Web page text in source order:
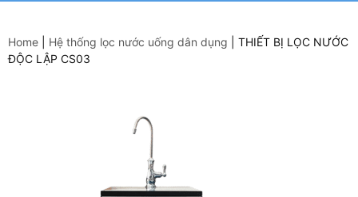
Home Hệ thống lọc nước uống dân dụng
THIẾT BỊ LỌC NƯỚC
ĐỘC LẬP CS03